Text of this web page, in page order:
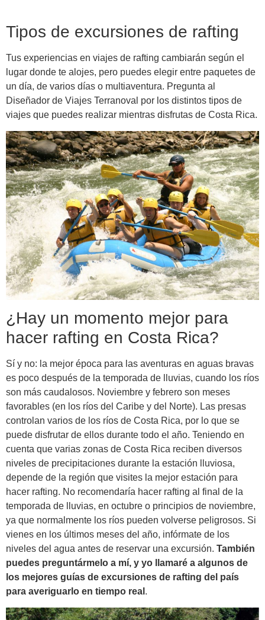
Tipos de excursiones de rafting
Tus experiencias en viajes de rafting cambiarán según el
lugar donde te alojes, pero puedes elegir entre paquetes de
un día, de varios días o multiaventura. Pregunta al
Diseñador de Viajes Terranoval por los distintos tipos de
viajes que puedes realizar mientras disfrutas de Costa Rica.
¿Hay un momento mejor para
hacer rafting en Costa Rica?
Sí y no: la mejor época para las aventuras en aguas bravas
es poco después de la temporada de lluvias, cuando los ríos
son más caudalosos. Noviembre y febrero son meses
favorables (en los ríos del Caribe y del Norte). Las presas
controlan varios de los ríos de Costa Rica, por lo que se
puede disfrutar de ellos durante todo el año. Teniendo en
cuenta que varias zonas de Costa Rica reciben diversos
niveles de precipitaciones durante la estación lluviosa,
depende de la región que visites la mejor estación para
hacer rafting. No recomendaría hacer rafting al final de la
temporada de lluvias, en octubre o principios de noviembre,
ya que normalmente los ríos pueden volverse peligrosos. Si
vienes en los últimos meses del año, infórmate de los
niveles del agua antes de reservar una excursión. También
puedes preguntármelo a mí, y yo llamaré a algunos de
los mejores guías de excursiones de rafting del país
para averiguarlo en tiempo real .